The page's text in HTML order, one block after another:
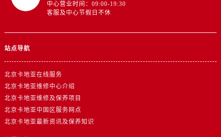
中心营业时间：09:00-19:30
客服及中心节假日不休
站点导航
北京卡地亚在线服务
北京卡地亚维修中心介绍
北京卡地亚维修及保养项目
北京卡地亚中国区服务网点
北京卡地亚最新资讯及保养知识